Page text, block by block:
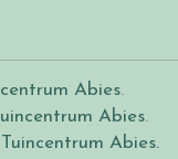
Abies
Abies.
Abies.